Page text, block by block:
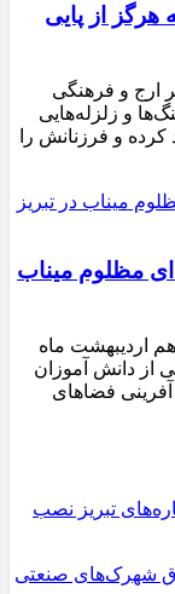
هرگز از پایی
ارج و فرهنگی
و زلزله‌هایی
و فرزنانش را
مظلوم میناب
اردیبهشت ماه
از دانش آموزان
فضاهای
تبریز نصب
شهرک‌های صنعتی